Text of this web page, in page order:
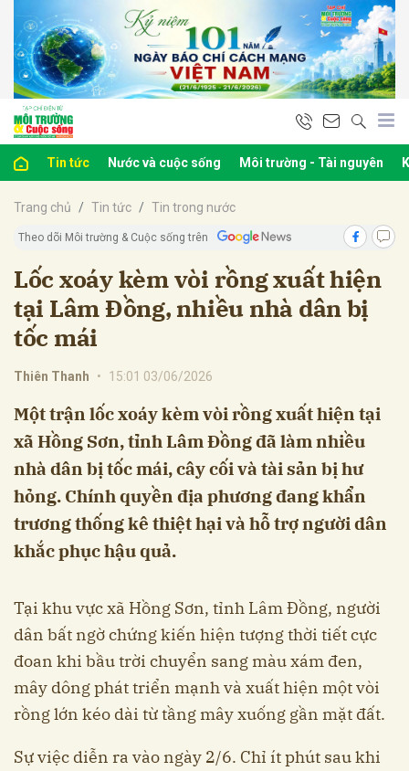
Tin tức Nước và cuộc sống Môi trường - Tài nguyên
Trang chủ Tin tức Tin trong nước
Theo dõi Môi trường & Cuộc sống trên
Lốc xoáy kèm vòi rồng xuất hiện
tại Lâm Đồng, nhiều nhà dân bị
tốc mái
Thiên Thanh • 15:01 03/06/2026
Một trận lốc xoáy kèm vòi rồng xuất hiện tại
xã Hồng Sơn, tỉnh Lâm Đồng đã làm nhiều
nhà dân bị tốc mái, cây cối và tài sản bị hư
hỏng. Chính quyền địa phương đang khẩn
trương thống kê thiệt hại và hỗ trợ người dân
khắc phục hậu quả.
Tại khu vực xã Hồng Sơn, tỉnh Lâm Đồng, người
dân bất ngờ chứng kiến hiện tượng thời tiết cực
đoan khi bầu trời chuyển sang màu xám đen,
mây dông phát triển mạnh và xuất hiện một vòi
rồng lớn kéo dài từ tầng mây xuống gần mặt đất.
Sự việc diễn ra vào ngày 2/6. Chỉ ít phút sau khi
luận
Hủy